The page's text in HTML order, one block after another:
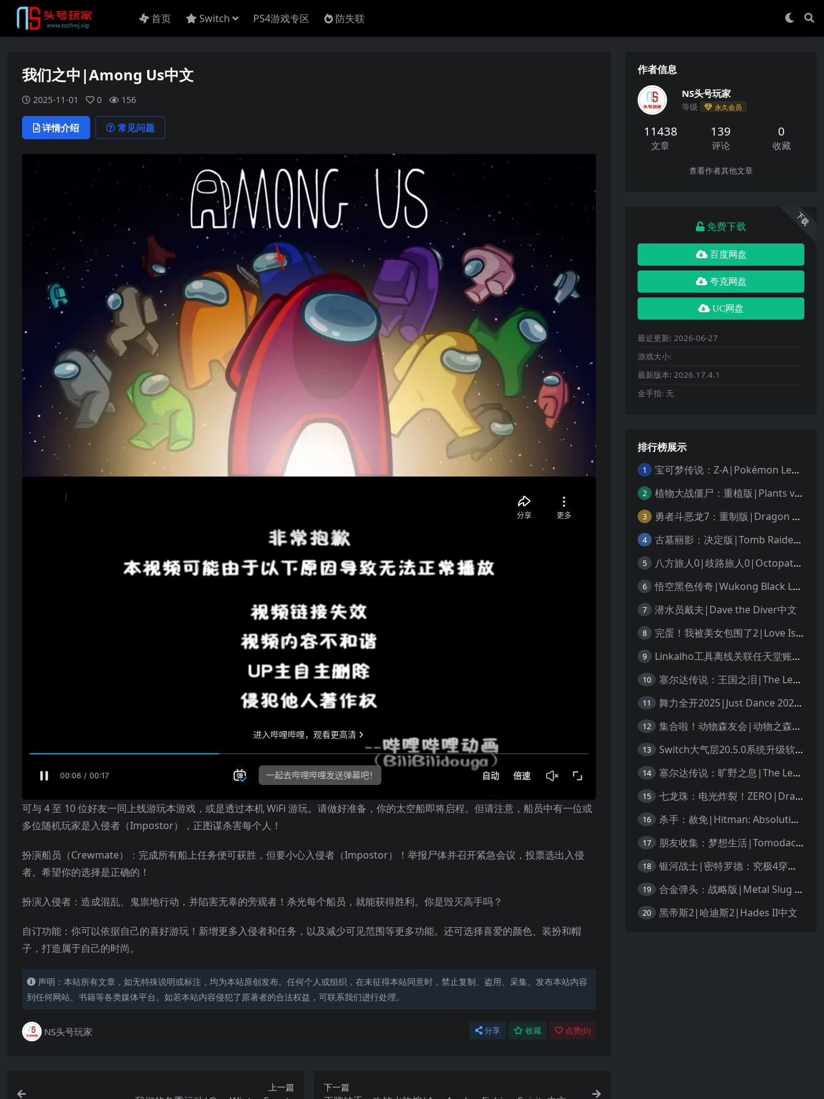
首页 Switch PS4游戏专区 防失联
我们之中|Among Us中文
2025-11-01 0 156
详情介绍 常见问题
可与 4 至 10 位好友一同上线游玩本游戏，或是透过本机 WiFi 游玩。请做好准备，你的太空船即将启程。但请注意，船员中有一位或
多位随机玩家是入侵者（Impostor），正图谋杀害每个人！
扮演船员（Crewmate）：完成所有船上任务便可获胜，但要小心入侵者（Impostor）！举报尸体并召开紧急会议，投票选出入侵
者。希望你的选择是正确的！
扮演入侵者：造成混乱、鬼祟地行动，并陷害无辜的旁观者！杀光每个船员，就能获得胜利。你是毁灭高手吗？
自订功能：你可以依据自己的喜好游玩！新增更多入侵者和任务，以及减少可见范围等更多功能。还可选择喜爱的颜色、装扮和帽
子，打造属于自己的时尚。
声明：本站所有文章，如无特殊说明或标注，均为本站原创发布。任何个人或组织，在未征得本站同意时，禁止复制、盗用、采集、发布本站内容
到任何网站、书籍等各类媒体平台。如若本站内容侵犯了原著者的合法权益，可联系我们进行处理。
NS头号玩家 分享 收藏 点赞(0)
上一篇 下一篇
作者信息
NS头号玩家
等级 永久会员
11438
文章
139
评论
0
收藏
查看作者其他文章
下载
免费下载
百度网盘
夸克网盘
UC网盘
最近更新: 2026-06-27
游戏大小:
最新版本: 2026.17.4.1
金手指: 无
排行榜展示
1 宝可梦传说：Z-A|Pokémon Legends: Z-A中文
2 植物大战僵尸：重植版|Plants vs. Zombies: Replanted中文
3 勇者斗恶龙7：重制版|Dragon Quest VII Reimagined中文
4 古墓丽影：决定版|Tomb Raider: Definitive Edition中文
5 八方旅人0|歧路旅人0|Octopath Traveler 0中文
6 悟空黑色传奇|Wukong Black Legend
7 潜水员戴夫|Dave the Diver中文
8 完蛋！我被美女包围了2|Love Is All Around 2中文
9 Linkalho工具离线关联任天堂账户教程
10 塞尔达传说：王国之泪|The Legend of Zelda: Tears of the Kingdom中文
11 舞力全开2025|Just Dance 2025中文
12 集合啦！动物森友会|动物之森|Animal Crossing: New Horizons中文
13 Switch大气层20.5.0系统升级软硬破通用教程
14 塞尔达传说：旷野之息|The Legend of Zelda: Breath of the Wild中文
15 七龙珠：电光炸裂！ZERO|Dragon Ball: Sparking! Zero中文
16 杀手：赦免|Hitman: Absolution汉化
17 朋友收集：梦想生活|Tomodachi Life: Living the Dream中文
18 银河战士|密特罗德：究极4穿越未知|Metroid Prime 4: Beyond中文
19 合金弹头：战略版|Metal Slug Tactics中文
20 黑帝斯2|哈迪斯2|Hades II中文